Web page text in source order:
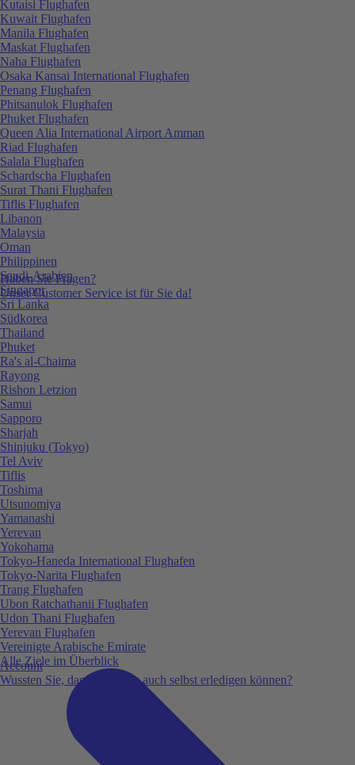
Haben Sie Fragen?
Unser Customer Service ist für Sie da!
Account
Wussten Sie, dass Sie vieles auch selbst erledigen können?
Kutaisi Flughafen
Kuwait Flughafen
Manila Flughafen
Maskat Flughafen
Naha Flughafen
Osaka Kansai International Flughafen
Penang Flughafen
Phitsanulok Flughafen
Phuket Flughafen
Queen Alia International Airport Amman
Riad Flughafen
Salala Flughafen
Schardscha Flughafen
Surat Thani Flughafen
Tiflis Flughafen
Libanon
Malaysia
Oman
Philippinen
Saudi-Arabien
Singapur
Sri Lanka
Südkorea
Thailand
Phuket
Ra's al-Chaima
Rayong
Rishon Letzion
Samui
Sapporo
Sharjah
Shinjuku (Tokyo)
Tel Aviv
Tiflis
Toshima
Utsunomiya
Yamanashi
Yerevan
Yokohama
Tokyo-Haneda International Flughafen
Tokyo-Narita Flughafen
Trang Flughafen
Ubon Ratchathanii Flughafen
Udon Thani Flughafen
Yerevan Flughafen
Vereinigte Arabische Emirate
Alle Ziele im Überblick